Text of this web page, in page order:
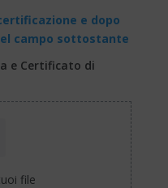
e dopo
campo sottostante
e Certificato di
file